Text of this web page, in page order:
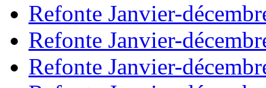
Refonte Janvier-
Refonte Janvier-
Refonte Janvier-